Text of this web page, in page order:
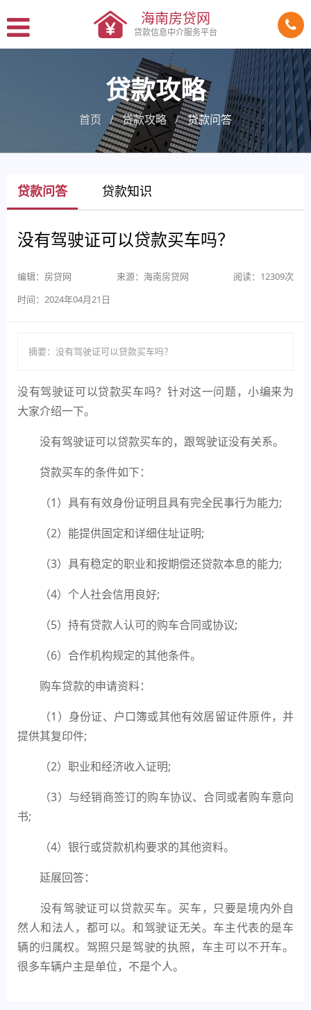
海南房贷网
贷款信息中介服务平台
贷款攻略
首页 贷款攻略 贷款问答
贷款问答 贷款知识
没有驾驶证可以贷款买车吗？
编辑：房贷网 来源：海南房贷网
阅读：12309次
时间：2024年04月21日
摘要：没有驾驶证可以贷款买车吗？
没有驾驶证可以贷款买车吗？针对这一问题，小编来为
大家介绍一下。
没有驾驶证可以贷款买车的，跟驾驶证没有关系。
贷款买车的条件如下：
（1）具有有效身份证明且具有完全民事行为能力;
（2）能提供固定和详细住址证明;
（3）具有稳定的职业和按期偿还贷款本息的能力;
（4）个人社会信用良好;
（5）持有贷款人认可的购车合同或协议;
（6）合作机构规定的其他条件。
购车贷款的申请资料：
（1）身份证、户口簿或其他有效居留证件原件，并
提供其复印件;
（2）职业和经济收入证明;
（3）与经销商签订的购车协议、合同或者购车意向
书;
（4）银行或贷款机构要求的其他资料。
延展回答：
没有驾驶证可以贷款买车。买车，只要是境内外自
然人和法人，都可以。和驾驶证无关。车主代表的是车
辆的归属权。驾照只是驾驶的执照，车主可以不开车。
很多车辆户主是单位，不是个人。